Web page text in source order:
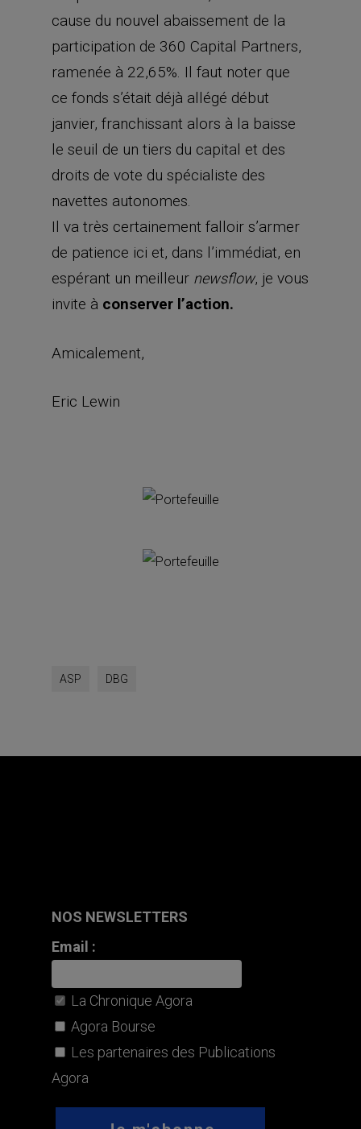
cause du nouvel abaissement de la
participation de 360 Capital Partners,
ramenée à 22,65%. Il faut noter que
ce fonds s’était déjà allégé début
janvier, franchissant alors à la baisse
le seuil de un tiers du capital et des
droits de vote du spécialiste des
navettes autonomes.
Il va très certainement falloir s’armer
de patience ici et, dans l’immédiat, en
espérant un meilleur newsflow, je vous
invite à conserver l’action.
Amicalement,
Eric Lewin
ASP DBG
NOS NEWSLETTERS
Email :
La Chronique Agora
Agora Bourse
Les partenaires des Publications
Agora